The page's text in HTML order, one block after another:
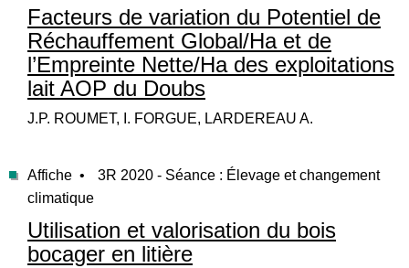
Facteurs de variation du Potentiel de
Réchauffement Global/Ha et de
l’Empreinte Nette/Ha des exploitations
lait AOP du Doubs
J.P. ROUMET, I. FORGUE, LARDEREAU A.
Affiche •
3R 2020 - Séance : Élevage et changement
climatique
Utilisation et valorisation du bois
bocager en litière